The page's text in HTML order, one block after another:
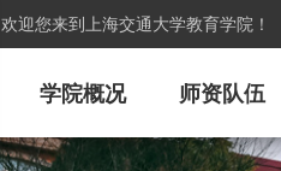
欢迎您来到上海交通大学教育学院！
学院概况 师资队伍